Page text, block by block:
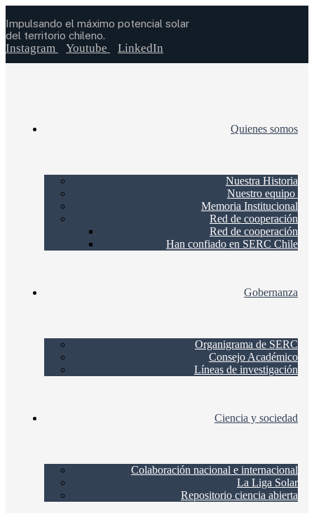
Impulsando el máximo potencial solar
del territorio chileno.
Instagram Youtube LinkedIn
Quienes somos
Nuestra Historia
Nuestro equipo
Memoria Institucional
Red de cooperación
Red de cooperación
Han confiado en SERC Chile
Gobernanza
Organigrama de SERC
Consejo Académico
Líneas de investigación
Ciencia y sociedad
Colaboración nacional e internacional
La Liga Solar
Repositorio ciencia abierta